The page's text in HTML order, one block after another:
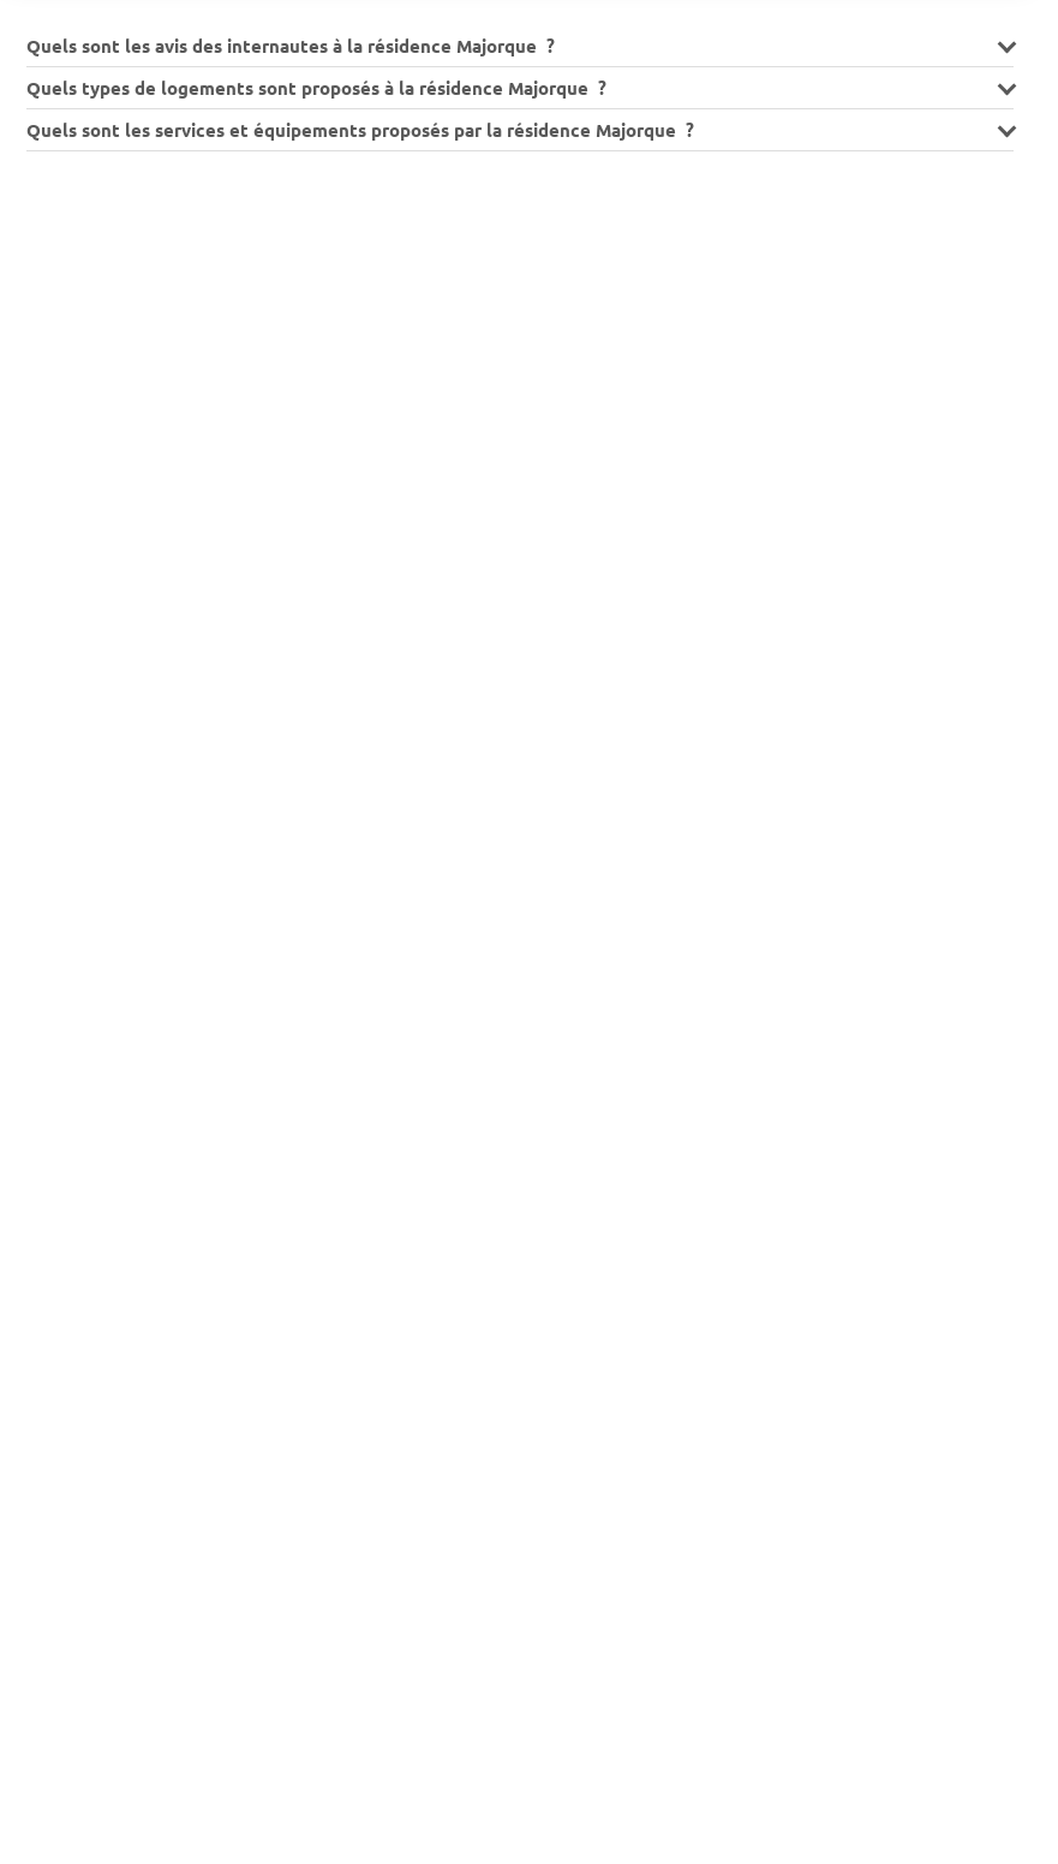
Quels sont les avis des internautes à la résidence Majorque ?
Quels types de logements sont proposés à la résidence Majorque ?
Quels sont les services et équipements proposés par la résidence Majorque ?